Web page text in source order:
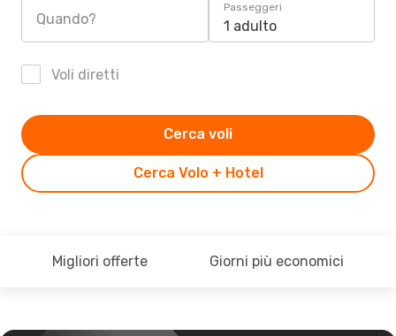
Quando?
Passeggeri
1 adulto
Voli diretti
Cerca Volo + Hotel
Cerca voli
Migliori offerte Giorni più economici